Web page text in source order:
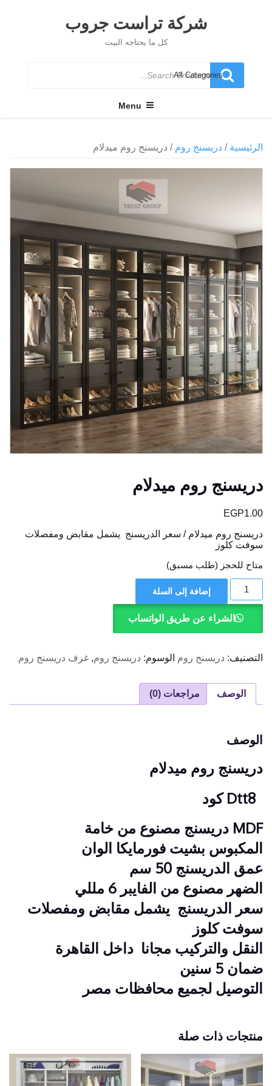
شركة تراست جروب
كل ما يحتاجه البيت
Search
for
Menu
الرئيسية / دريسنج روم / دريسنج روم ميدلام
دريسنج روم ميدلام
EGP1.00
دريسنج روم ميدلام / سعر الدريسنج يشمل مقابض ومفصلات
سوفت كلوز
متاح للحجز (طلب مسبق)
كمية
دريسنج
روم
ميدلام
إضافة إلى السلة
الشراء عن طريق الواتساب
التصنيف: دريسنج روم الوسوم: دريسنج روم, غرف دريسنج روم
الوصف مراجعات (0)
الوصف
دريسنج روم ميدلام
Dtt8 كود
MDF دريسنج مصنوع من خامة
المكبوس بشيت فورمايكا الوان
عمق الدريسنج 50 سم
الضهر مصنوع من الفايبر 6 مللي
سعر الدريسنج يشمل مقابض ومفصلات
سوفت كلوز
النقل والتركيب مجانا داخل القاهرة
ضمان 5 سنين
التوصيل لجميع محافظات مصر
منتجات ذات صلة